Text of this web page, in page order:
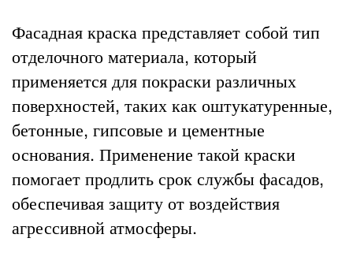
Фасадная краска представляет собой тип
отделочного материала, который
применяется для покраски различных
поверхностей, таких как оштукатуренные,
бетонные, гипсовые и цементные
основания. Применение такой краски
помогает продлить срок службы фасадов,
обеспечивая защиту от воздействия
агрессивной атмосферы.